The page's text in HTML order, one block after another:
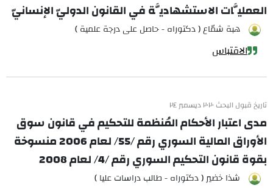
العمليَّات الاستشهاديَّة في القانون الدوليّ الإنسانيّ
هبة شمّاع ( دكتوراه - حاصل على درجة علمية )
الاقتباس
تاريخ قبول البحث ٢٠٢٠ ديسمبر ٢٤
مدى اعتبار الأحكام المُنظمة للتحكيم في قانون سوق
الأوراق المالية السوري رقم /55/ لعام 2006 منسوخة
بقوة قانون التحكيم السوري رقم /4/ لعام 2008
شذا خضير ( دكتوراه - طالب دراسات عليا )